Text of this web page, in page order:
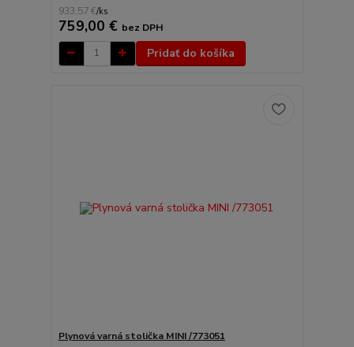
933,57 €/ks
759,00 € bez DPH
Pridať do košíka
Plynová varná stolička MINI /773051